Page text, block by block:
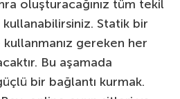
oluşturacağınız tüm tekil
Statik bir
gereken her
Bu aşamada
bir bağlantı kurmak.